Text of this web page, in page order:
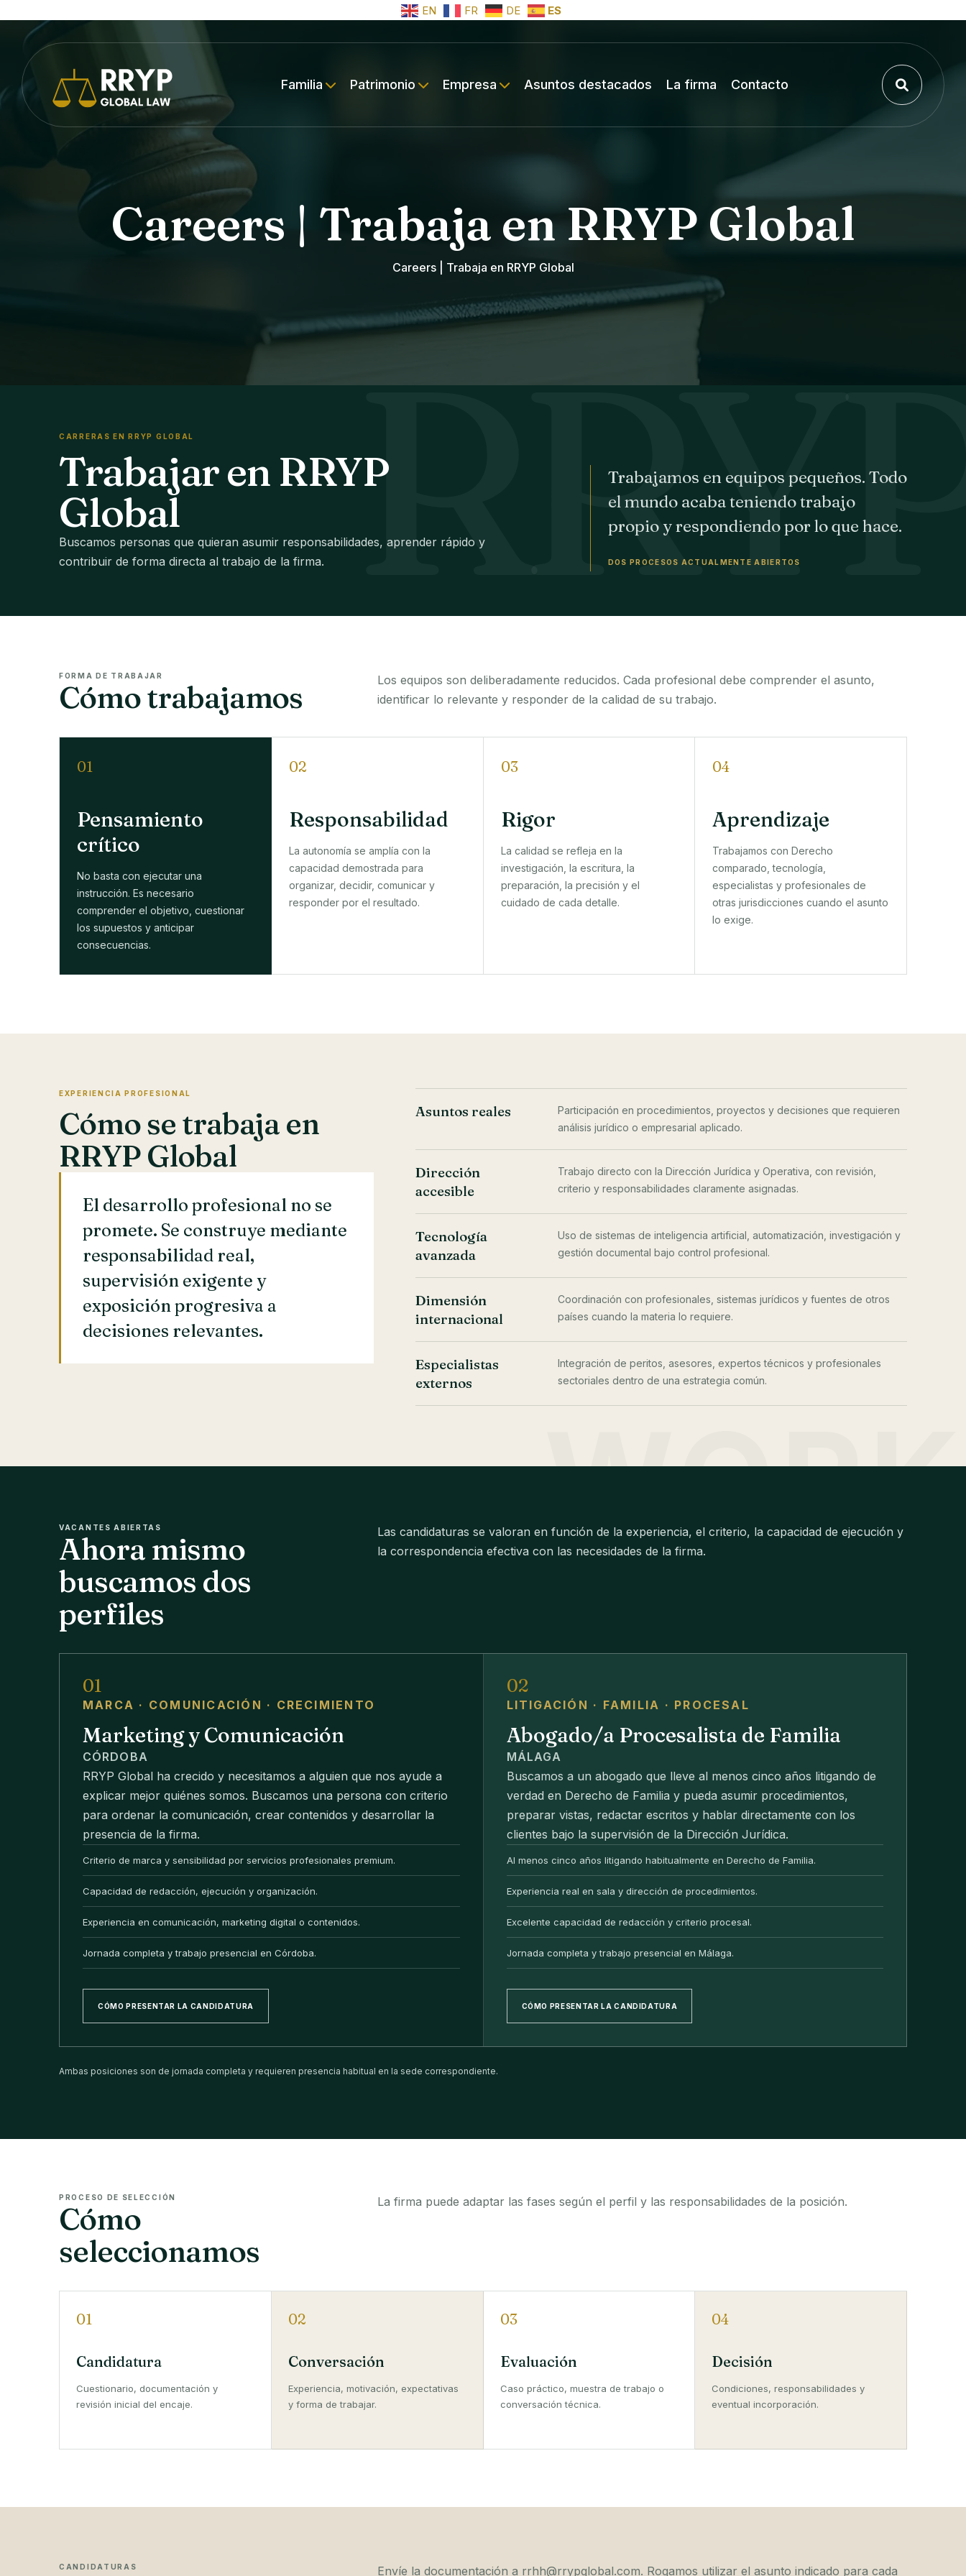
EN FR DE ES
Familia Patrimonio Empresa Asuntos destacados La firma Contacto
Careers | Trabaja en RRYP Global
Careers | Trabaja en RRYP Global
CARRERAS EN RRYP GLOBAL
Trabajar en RRYP
Global
Buscamos personas que quieran asumir responsabilidades, aprender rápido y
contribuir de forma directa al trabajo de la firma.
Trabajamos en equipos pequeños. Todo
el mundo acaba teniendo trabajo
propio y respondiendo por lo que hace.
DOS PROCESOS ACTUALMENTE ABIERTOS
FORMA DE TRABAJAR
Cómo trabajamos
Los equipos son deliberadamente reducidos. Cada profesional debe comprender el asunto,
identificar lo relevante y responder de la calidad de su trabajo.
01
Pensamiento
crítico
No basta con ejecutar una
instrucción. Es necesario
comprender el objetivo, cuestionar
los supuestos y anticipar
consecuencias.
02
Responsabilidad
La autonomía se amplía con la
capacidad demostrada para
organizar, decidir, comunicar y
responder por el resultado.
03
Rigor
La calidad se refleja en la
investigación, la escritura, la
preparación, la precisión y el
cuidado de cada detalle.
04
Aprendizaje
Trabajamos con Derecho
comparado, tecnología,
especialistas y profesionales de
otras jurisdicciones cuando el asunto
lo exige.
EXPERIENCIA PROFESIONAL
Cómo se trabaja en
RRYP Global
El desarrollo profesional no se
promete. Se construye mediante
responsabilidad real,
supervisión exigente y
exposición progresiva a
decisiones relevantes.
Asuntos reales
Participación en procedimientos, proyectos y decisiones que requieren
análisis jurídico o empresarial aplicado.
Dirección
accesible
Trabajo directo con la Dirección Jurídica y Operativa, con revisión,
criterio y responsabilidades claramente asignadas.
Tecnología
avanzada
Uso de sistemas de inteligencia artificial, automatización, investigación y
gestión documental bajo control profesional.
Dimensión
internacional
Coordinación con profesionales, sistemas jurídicos y fuentes de otros
países cuando la materia lo requiere.
Especialistas
externos
Integración de peritos, asesores, expertos técnicos y profesionales
sectoriales dentro de una estrategia común.
VACANTES ABIERTAS
Ahora mismo
buscamos dos
perfiles
Las candidaturas se valoran en función de la experiencia, el criterio, la capacidad de ejecución y
la correspondencia efectiva con las necesidades de la firma.
01
MARCA · COMUNICACIÓN · CRECIMIENTO
Marketing y Comunicación
CÓRDOBA
RRYP Global ha crecido y necesitamos a alguien que nos ayude a
explicar mejor quiénes somos. Buscamos una persona con criterio
para ordenar la comunicación, crear contenidos y desarrollar la
presencia de la firma.
Criterio de marca y sensibilidad por servicios profesionales premium.
Capacidad de redacción, ejecución y organización.
Experiencia en comunicación, marketing digital o contenidos.
Jornada completa y trabajo presencial en Córdoba.
CÓMO PRESENTAR LA CANDIDATURA
02
LITIGACIÓN · FAMILIA · PROCESAL
Abogado/a Procesalista de Familia
MÁLAGA
Buscamos a un abogado que lleve al menos cinco años litigando de
verdad en Derecho de Familia y pueda asumir procedimientos,
preparar vistas, redactar escritos y hablar directamente con los
clientes bajo la supervisión de la Dirección Jurídica.
Al menos cinco años litigando habitualmente en Derecho de Familia.
Experiencia real en sala y dirección de procedimientos.
Excelente capacidad de redacción y criterio procesal.
Jornada completa y trabajo presencial en Málaga.
CÓMO PRESENTAR LA CANDIDATURA
Ambas posiciones son de jornada completa y requieren presencia habitual en la sede correspondiente.
PROCESO DE SELECCIÓN
Cómo
seleccionamos
La firma puede adaptar las fases según el perfil y las responsabilidades de la posición.
01
Candidatura
Cuestionario, documentación y
revisión inicial del encaje.
02
Conversación
Experiencia, motivación, expectativas
y forma de trabajar.
03
Evaluación
Caso práctico, muestra de trabajo o
conversación técnica.
04
Decisión
Condiciones, responsabilidades y
eventual incorporación.
CANDIDATURAS Envíe la documentación a rrhh@rrypglobal.com. Rogamos utilizar el asunto indicado para cada